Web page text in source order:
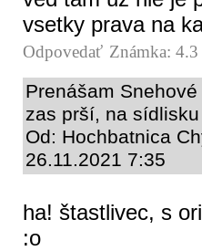
vsetky prava na
Odpovedať Známka: 4.3
Prenášam
zas prší, na
Od: Hochbatnica
26.11.2021 7:35
ha! štastlivec, s
:o